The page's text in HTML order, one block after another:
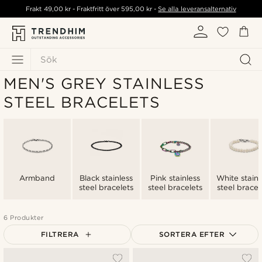
Sök
Frakt 49,00 kr- Fraktfritt över595,00 kr -Se alla leveransalternativ
MEN'S GREY STAINLESS
STEEL BRACELETS
Armband
Black stainless
steel bracelets
Pink stainless
steel bracelets
White
steel
6 Produkter
FILTRERA SORTERA EFTER